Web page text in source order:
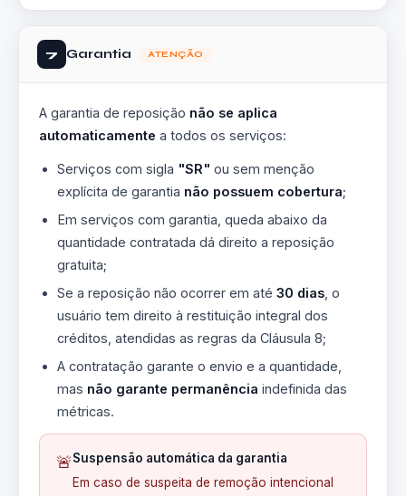
7 Garantia ATENÇÃO
A garantia de reposição não se aplica
automaticamente a todos os serviços:
Serviços com sigla "SR" ou sem menção
explícita de garantia não possuem cobertura;
Em serviços com garantia, queda abaixo da
quantidade contratada dá direito a reposição
gratuita;
Se a reposição não ocorrer em até 30 dias , o
usuário tem direito à restituição integral dos
créditos, atendidas as regras da Cláusula 8;
A contratação garante o envio e a quantidade,
mas não garante permanência indefinida das
métricas.
🚨Suspensão automática da garantia
Em caso de suspeita de remoção intencional